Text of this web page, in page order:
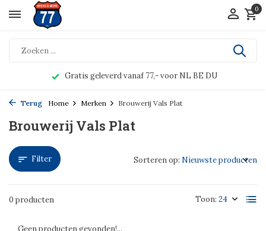
0
Gratis geleverd vanaf 77,- voor NL BE DU
Terug Home Merken Brouwerij Vals Plat
Brouwerij Vals Plat
Filter
0 producten Toon:
Sorteren op:
Geen producten gevonden!...